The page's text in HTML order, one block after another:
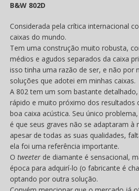
B&W 802D
Considerada pela crítica internacional
caixas do mundo.
Tem uma construção muito robusta,
médios e agudos separados da caixa
isso tinha uma razão de ser, e não por
soluções que adotei em minhas caixas.
A 802 tem um som bastante
rápido e muito próximo dos resultados
boa caixa acústica. Seu único
é que seus graves não se adaptaram à
apesar de todas as suas qualidades,
ela foi uma referência importante.
O tweeter de diamante é sensacional,
época para adquirí-lo (o fabricante é
optando por outra solução.